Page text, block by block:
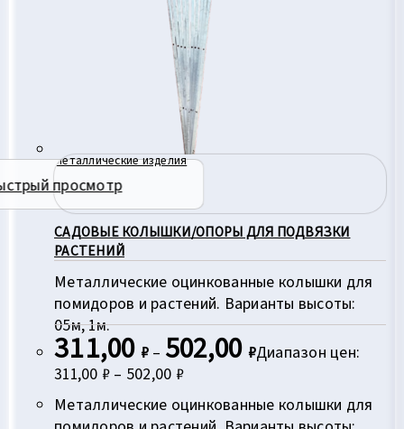
просмотр
Металлические изделия
САДОВЫЕ КОЛЫШКИ/ОПОРЫ ДЛЯ ПОДВЯЗКИ
РАСТЕНИЙ
Металлические оцинкованные колышки для
помидоров и растений. Варианты высоты:
05м, 1м.
311,00 ₽ – 502,00 ₽Диапазон цен:
311,00 ₽ – 502,00 ₽
Металлические оцинкованные колышки для